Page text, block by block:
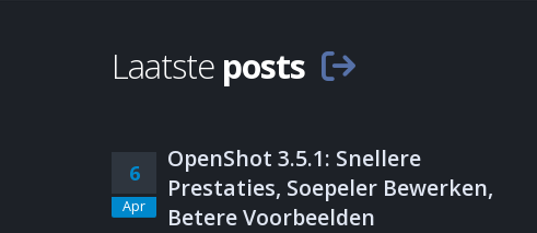
Laatste posts
6
Apr
OpenShot 3.5.1: Snellere
Prestaties, Soepeler Bewerken,
Betere Voorbeelden